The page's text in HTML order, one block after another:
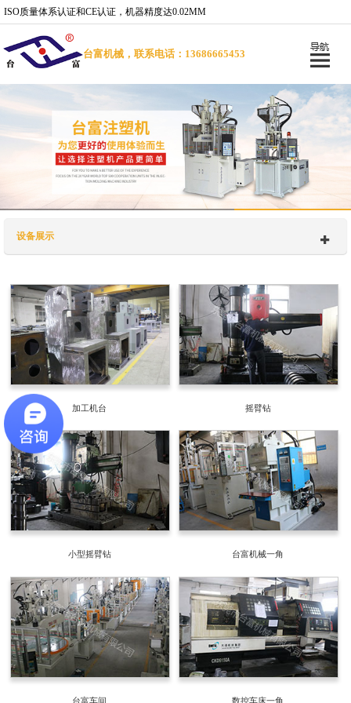
ISO质量体系认证和CE认证，机器精度达0.02MM
台富机械，联系电话：13686665453
设备展示
加工机台 摇臂钻
小型摇臂钻 台富机械一角
台富车间 数控车床一角